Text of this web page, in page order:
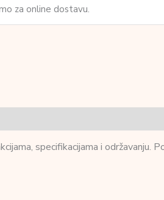
za online dostavu.
specifikacijama i održavanju.